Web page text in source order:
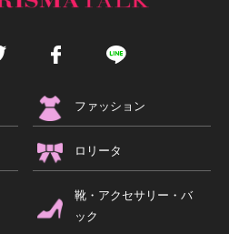
ファッション
ロリータ
靴・アクセサリー・バ
ック